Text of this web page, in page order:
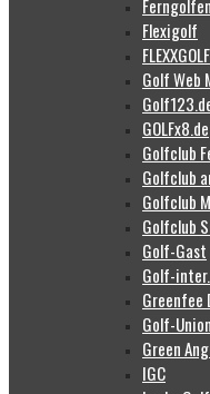
Flexigolf
FLEXXGOLF
Golf Web
GOLFx8.de
Golfclub
Golfclub
Golfclub
Golfclub
Golf-Gast
Golf-
Greenfee
Golf-Union
Green
IGC